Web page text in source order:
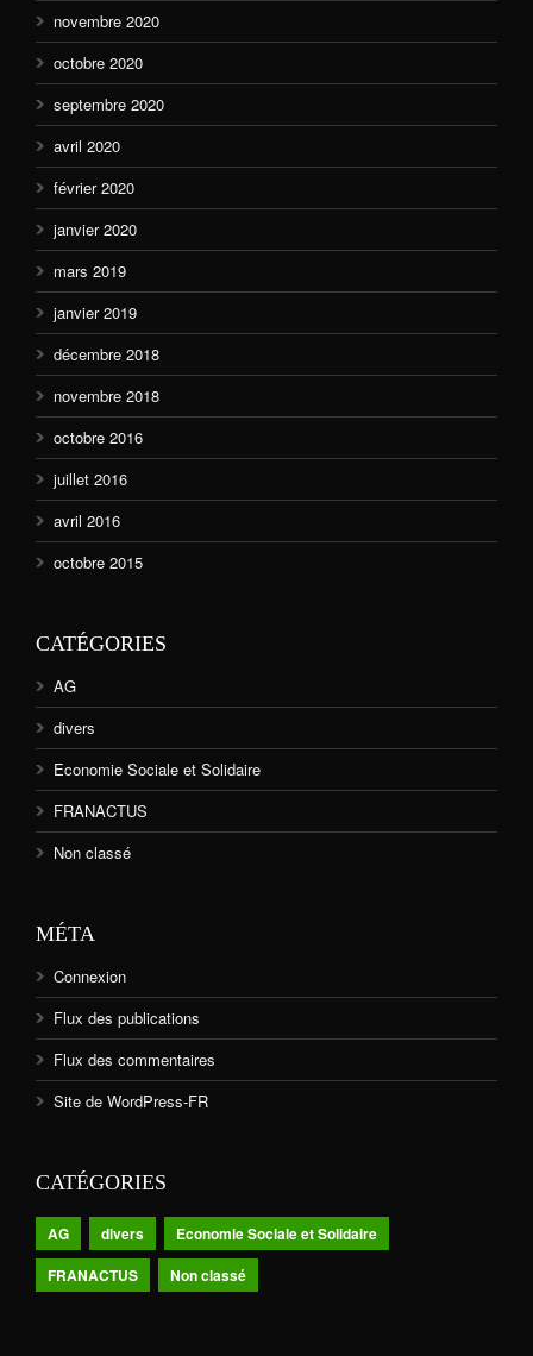
novembre 2020
octobre 2020
septembre 2020
avril 2020
février 2020
janvier 2020
mars 2019
janvier 2019
décembre 2018
novembre 2018
octobre 2016
juillet 2016
avril 2016
octobre 2015
CATÉGORIES
AG
divers
Economie Sociale et Solidaire
FRANACTUS
Non classé
MÉTA
Connexion
Flux des publications
Flux des commentaires
Site de WordPress-FR
CATÉGORIES
AG divers
Economie Sociale et Solidaire
FRANACTUS
Non classé